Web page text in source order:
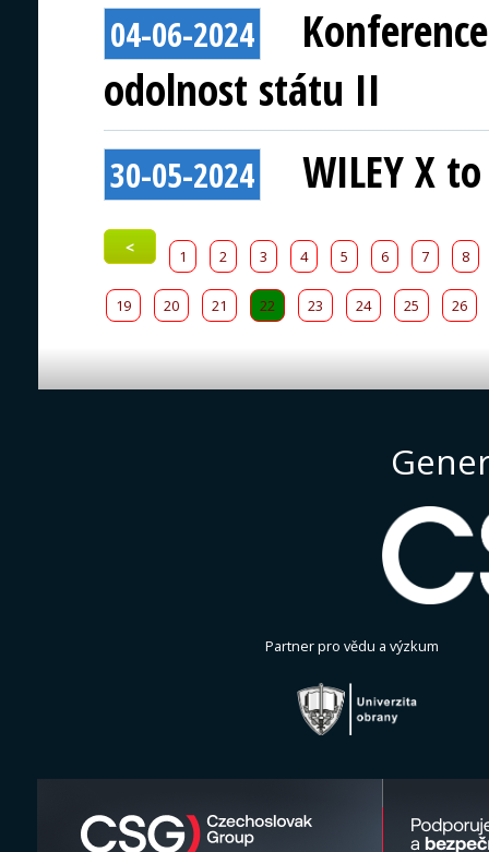
04-06-2024
odolnost státu II
30-05-2024 WILEY X
< 1 2 3 4 5 6 7 8
19 20 21 22 23 24 25 26
Partner pro vědu a výzkum